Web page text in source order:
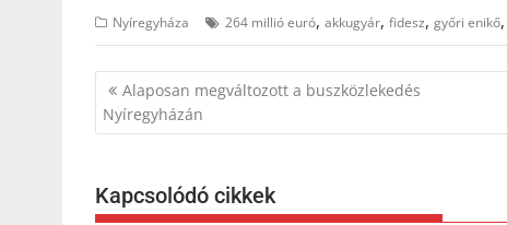
Nyíregyháza 264 millió euró, akkugyár, fidesz, győri enikő,
Bejegyzés
navigáció
Alaposan megváltozott a buszközlekedés
Nyíregyházán
Kapcsolódó cikkek